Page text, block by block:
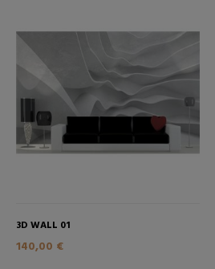
3D WALL 01
140,00 €